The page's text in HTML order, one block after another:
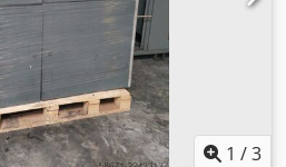
de frequência WEG •
1 /3